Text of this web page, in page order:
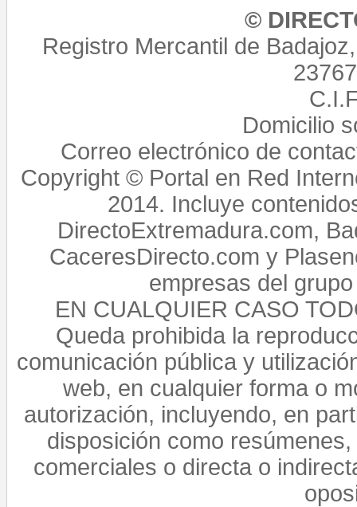
©
Registro Mercantil de
Domicilio
Correo electrónico de
Copyright © Portal en Red
2014. Incluye
DirectoExtremadura.com,
CaceresDirecto.com y
empresas del
EN CUALQUIER CASO
Queda prohibida la
comunicación pública y
web, en cualquier forma o
autorización, incluyendo, en
disposición como
comerciales o directa o